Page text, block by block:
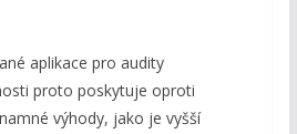
aplikace pro audity
proto poskytuje oproti
výhody, jako je vyšší